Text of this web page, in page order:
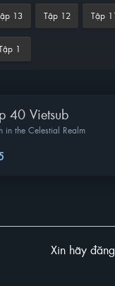
13 Tập 12 Tập
1
40 Vietsub
in the Celestial Realm
Xin hãy